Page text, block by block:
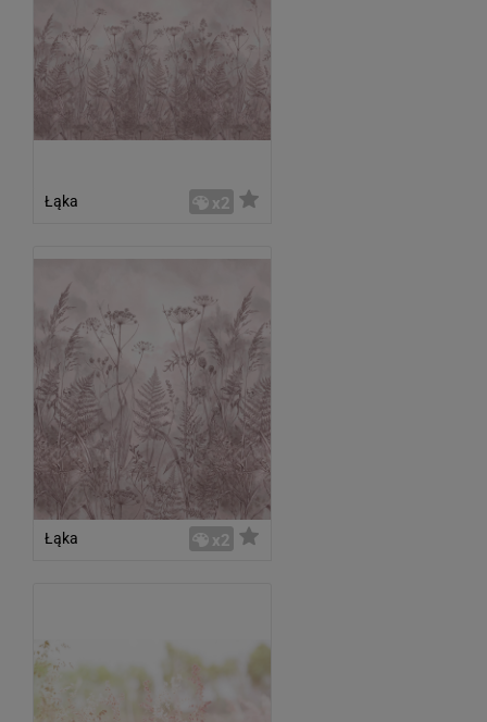
Łąka x2
Łąka x2